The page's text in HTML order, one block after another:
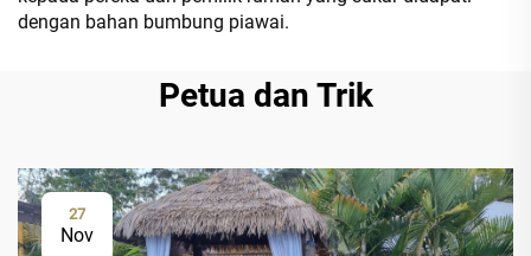
dengan bahan bumbung piawai.
Petua dan Trik
27
Nov